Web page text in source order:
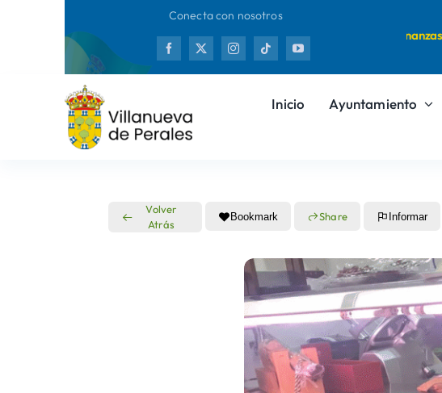
Conecta con nosotros
Nuevas ordenanzas
Inicio Ayuntamiento
Volver
Atrás
Bookmark Share Informar